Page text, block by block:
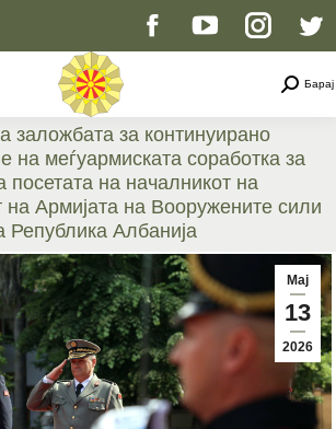
Facebook
opens
in
new
window
YouTube
opens
in
window
page
window
Барај
заложбата за континуирано
на меѓуармиската соработка за
посетата на началникот на
на Армијата на Вооружените сили
Република Албанија
You are here:
Мај
13
2026